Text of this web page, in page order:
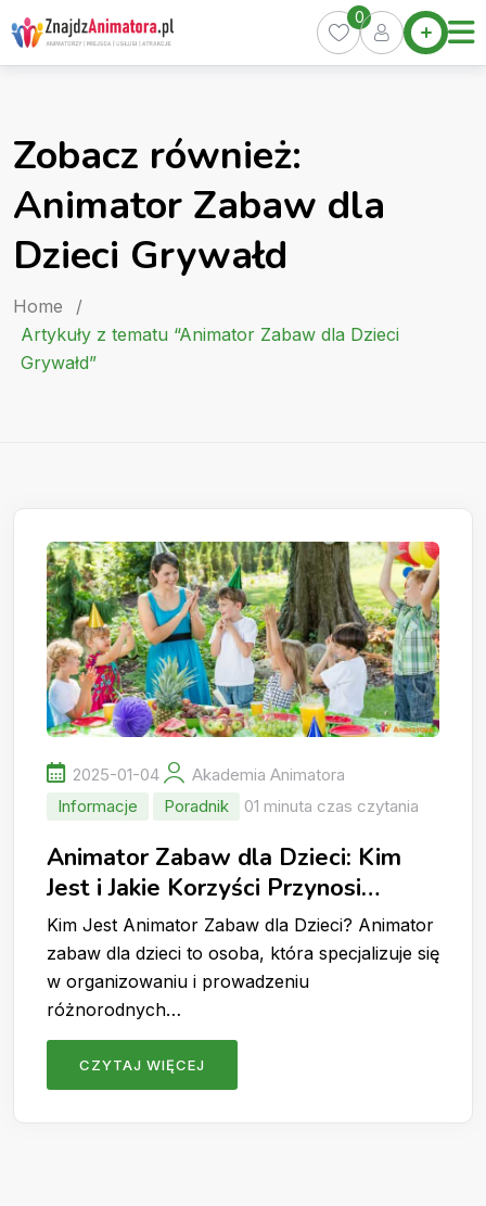
Skip
to
content
Home
Oferty
Kurs
0
Zobacz również:
Animator Zabaw dla
Dzieci Grywałd
Home
/
Artykuły z tematu “Animator Zabaw dla Dzieci
Grywałd”
2025-01-04
Akademia Animatora
Informacje
Poradnik 01 minuta czas czytania
Animator Zabaw dla Dzieci: Kim
Jest i Jakie Korzyści Przynosi
zaproszenie Animatora dla Dzieci
na Imprezę?
Kim Jest Animator Zabaw dla Dzieci? Animator
zabaw dla dzieci to osoba, która specjalizuje się
w organizowaniu i prowadzeniu
różnorodnych…
CZYTAJ WIĘCEJ